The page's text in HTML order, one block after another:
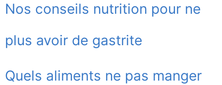
Nos conseils nutrition pour ne
plus avoir de gastrite
Quels aliments ne pas manger